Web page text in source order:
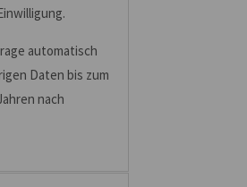
automatisch
Daten bis zum
nach